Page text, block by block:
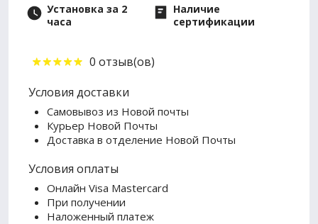
Установка за 2
часа
Наличие
сертификации
0 отзыв(ов)
Условия доставки
Самовывоз из Новой почты
Курьер Новой Почты
Доставка в отделение Новой Почты
Условия оплаты
Онлайн Visa Mastercard
При получении
Наложенный платеж